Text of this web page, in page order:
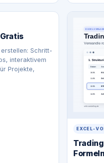
Schritt-
interaktivem
Projekte,
EXCEL-
Formeln